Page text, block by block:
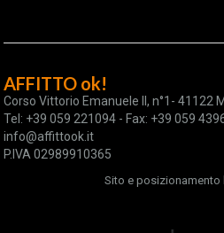
AFFITTO ok!
Corso Vittorio Emanuele II, n°1- 41122
Tel: +39 059 221094 - Fax: +39 059
info@affittook.it
P.IVA 02989910365
Sito e posizionamento